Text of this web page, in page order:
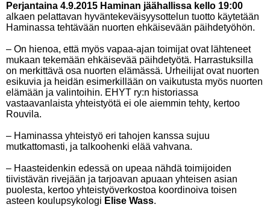
Perjantaina 4.9.2015 Haminan jäähallissa kello 19:00
alkaen pelattavan hyväntekeväisyysottelun tuotto käytetään
Haminassa tehtävään nuorten ehkäisevään päihdetyöhön.
– On hienoa, että myös vapaa-ajan toimijat ovat lähteneet
mukaan tekemään ehkäisevää päihdetyötä. Harrastuksilla
on merkittävä osa nuorten elämässä. Urheilijat ovat nuorten
esikuvia ja heidän esimerkillään on vaikutusta myös nuorten
elämään ja valintoihin. EHYT ry:n historiassa
vastaavanlaista yhteistyötä ei ole aiemmin tehty, kertoo
Rouvila.
– Haminassa yhteistyö eri tahojen kanssa sujuu
mutkattomasti, ja talkoohenki elää vahvana.
– Haasteidenkin edessä on upeaa nähdä toimijoiden
tiivistävän rivejään ja tarjoavan apuaan yhteisen asian
puolesta, kertoo yhteistyöverkostoa koordinoiva toisen
asteen koulupsykologi Elise Wass.